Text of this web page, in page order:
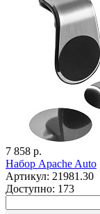
7 858 р.
Набор Apache Auto
Артикул: 21981.30
Доступно: 173